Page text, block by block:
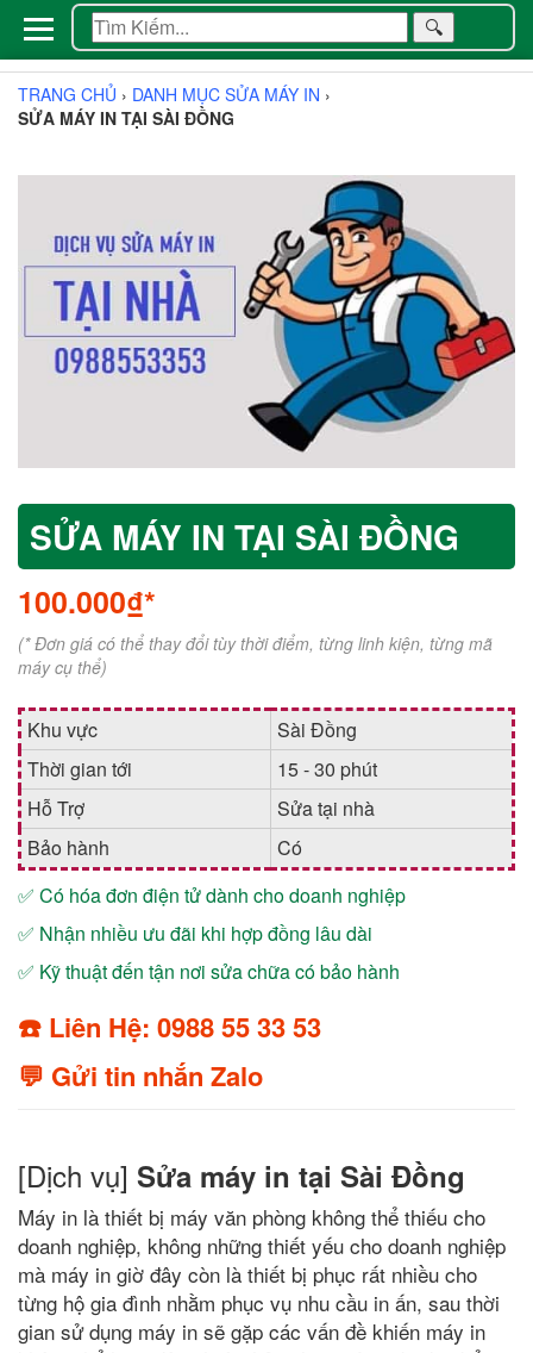
🔍
TRANG CHỦ › DANH MỤC SỬA MÁY IN ›
SỬA MÁY IN TẠI SÀI ĐỒNG
SỬA MÁY IN TẠI SÀI ĐỒNG
100.000₫*
(* Đơn giá có thể thay đổi tùy thời điểm, từng linh kiện, từng mã
máy cụ thể)
Khu vực
Sài Đồng
Thời gian tới
15 - 30 phút
Hỗ Trợ
Sửa tại nhà
Bảo hành
Có
✅ Có hóa đơn điện tử dành cho doanh nghiệp
✅ Nhận nhiều ưu đãi khi hợp đồng lâu dài
✅ Kỹ thuật đến tận nơi sửa chữa có bảo hành
☎️ Liên Hệ: 0988 55 33 53
💬 Gửi tin nhắn Zalo
[Dịch vụ] Sửa máy in tại Sài Đồng
Máy in là thiết bị máy văn phòng không thể thiếu cho
doanh nghiệp, không những thiết yếu cho doanh nghiệp
mà máy in giờ đây còn là thiết bị phục rất nhiều cho
từng hộ gia đình nhằm phục vụ nhu cầu in ấn, sau thời
gian sử dụng máy in sẽ gặp các vấn đề khiến máy in